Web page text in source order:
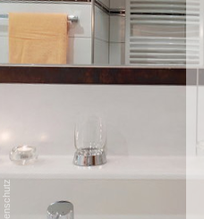
Datenschutz